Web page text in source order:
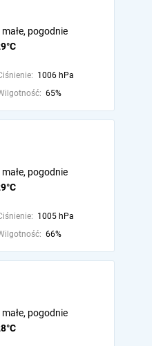
pogodnie
1006 hPa
65%
pogodnie
1005 hPa
66%
pogodnie